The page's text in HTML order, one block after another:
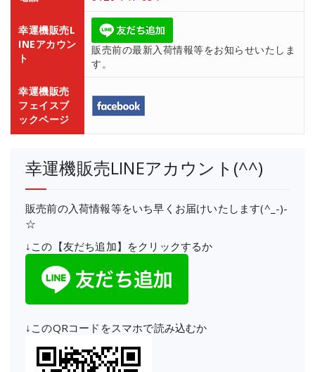
幸運機販売L
INEアカウン
ト
販売前の最新入荷情報等をお知らせいたしま
す。
幸運機販売
フェイスブ
ックページ
幸運機販売LINEアカウント(^^)
販売前の入荷情報等をいち早くお届けいたします(^_-)-
☆
↓この【友だち追加】をクリックするか
↓このQRコードをスマホで読み込むか